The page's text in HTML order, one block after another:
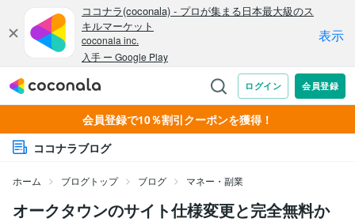
会員登録で10％割引クーポンを獲得！
ココナラブログ
ホーム ブログトップ ブログ マネー・副業
オークタウンのサイト仕様変更と完全無料か